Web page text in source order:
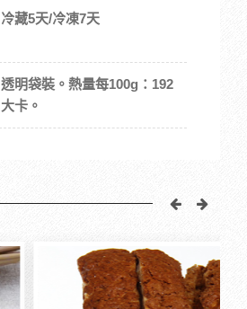
冷藏5天/冷凍7天
透明袋裝。熱量每100g：192
大卡。